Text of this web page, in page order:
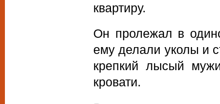
квартиру.
Он пролежал в
ему делали уколы и
крепкий лысый
кровати.